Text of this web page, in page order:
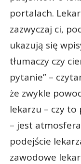
portalach.
zazwyczaj ci,
ukazują się
tłumaczy czy
pytanie” –
że zwykle
lekarzu – czy
– jest
podejście
zawodowe